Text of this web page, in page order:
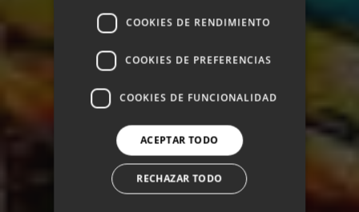
COOKIES DE RENDIMIENTO
COOKIES DE PREFERENCIAS
COOKIES DE FUNCIONALIDAD
ACEPTAR TODO
RECHAZAR TODO